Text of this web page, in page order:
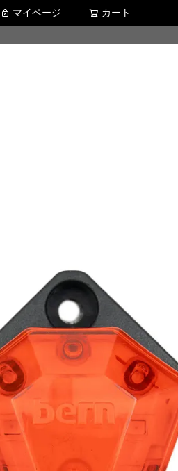
マイページ カート